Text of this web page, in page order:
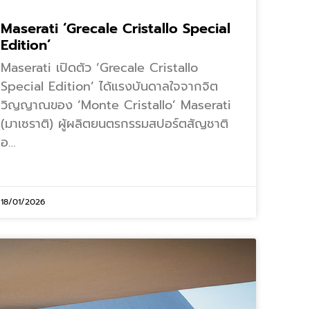
Maserati ‘Grecale Cristallo Special
Edition’
Maserati เปิดตัว ‘Grecale Cristallo
Special Edition’ ได้แรงบันดาลใจจากจิต
วิญญาณของ ‘Monte Cristallo’ Maserati
(มาเซราติ) ผู้ผลิตยนตรกรรมสปอร์ตสัญชาติ
อ…
18/01/2026